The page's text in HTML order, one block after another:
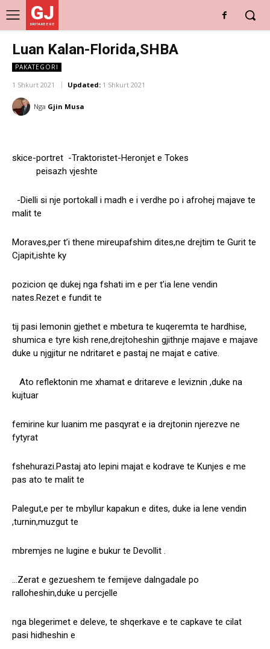
GJ
DRITARE E RE
Luan Kalan-Florida,SHBA
PAKATEGORI
1 Shkurt 2021 Updated: 1 Shkurt 2021
Nga Gjin Musa
skice-portret -Traktoristet-Heronjet e Tokes
peisazh vjeshte
-Dielli si nje portokall i madh e i verdhe po i afrohej majave te
malit te
Moraves,per t’i thene mireupafshim dites,ne drejtim te Gurit te
Cjapit,ishte ky
pozicion qe dukej nga fshati im e per t’ia lene vendin
nates.Rezet e fundit te
tij pasi lemonin gjethet e mbetura te kuqeremta te hardhise,
shumica e tyre kish rene,drejtoheshin gjithnje majave e majave
duke u njgjitur ne ndritaret e pastaj ne majat e cative.
Ato reflektonin me xhamat e dritareve e leviznin ,duke na
kujtuar
femirine kur luanim me pasqyrat e ia drejtonin njerezve ne
fytyrat
fshehurazi.Pastaj ato lepini majat e kodrave te Kunjes e me
pas ato te malit te
Palegut,e per te mbyllur kapakun e dites, duke ia lene vendin
,turnin,muzgut te
mbremjes ne lugine e bukur te Devollit .
…Zerat e gezueshem te femijeve dalngadale po
ralloheshin,duke u percjelle
nga blegerimet e deleve, te shqerkave e te capkave te cilat
pasi hidheshin e